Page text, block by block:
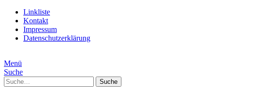
Linkliste
Kontakt
Impressum
Datenschutzerklärung
Menü
Suche
Suche